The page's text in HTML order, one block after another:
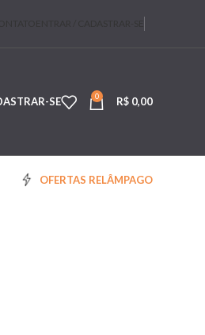
SE 0 R$ 0,00
OFERTAS RELÂMPAGO